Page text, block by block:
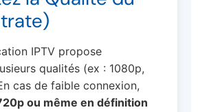
IPTV propose
qualités (ex : 1080p,
cas de faible connexion,
ou même en définition